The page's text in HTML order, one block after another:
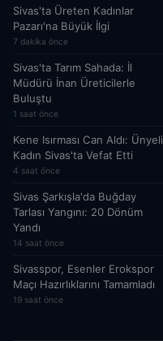
Sivas'ta Üreten Kadınlar
Pazarı'na Büyük İlgi
7 dakika önce
Sivas'ta Tarım Sahada: İl
Müdürü İnan Üreticilerle
Buluştu
1 saat önce
Kene Isırması Can Aldı: Ünyeli
Kadın Sivas'ta Vefat Etti
4 saat önce
Sivas Şarkışla'da Buğday
Tarlası Yangını: 20 Dönüm
Yandı
14 saat önce
Sivasspor, Esenler Erokspor
Maçı Hazırlıklarını Tamamladı
19 saat önce